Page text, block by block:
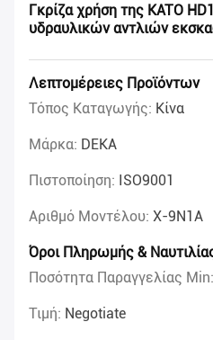
Γκρίζα χρήση της KATO
υδραυλικών αντλιών
Λεπτομέρειες Προϊόντων
Τόπος Καταγωγής: Κίνα
Μάρκα: DEKA
Πιστοποίηση: ISO9001
Αριθμό Μοντέλου: Χ-9N1A
Όροι Πληρωμής &
Ποσότητα Παραγγελίας Min:
Τιμή: Negotiate